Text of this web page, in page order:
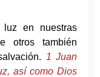
luz en nuestras
otros también
1 Juan
así como Dios